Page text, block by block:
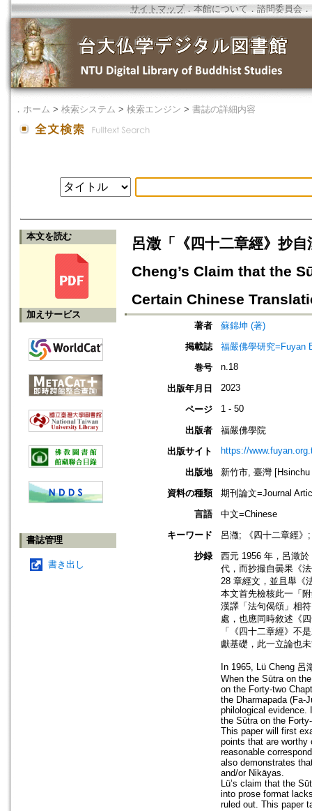
サイトマップ．本館について ． 諮問委員会 ．
． ホーム > 検索システム > 検索エンジン > 書誌の詳細内容
本文を読む
加えサービス
書誌管理
書き出し
呂澂「《四十二章經》抄
Cheng’s Claim that the
Certain Chinese
著者
蘇錦坤 (著)
掲載誌
福嚴佛學研究=Fuyan
巻号
n.18
出版年月日 2023
ページ 1 - 50
出版者
福嚴佛學院
出版サイト
https://
出版地
新竹市, 臺灣
資料の種類
期刊論文=Journal
言語
中文=Chinese
キーワード
呂瀓; 《四十二章經》
抄録
西元 1956 年，呂澂
代，而抄撮自曇果《
28 章經文，並且舉《
本文首先檢核此一「
漢譯「法句偈頌」相
處，也應同時敘述《
「《四十二章經》不
獻基礎，此一立論也
In 1965, Lü Cheng
When the Sūtra on
on the Forty-two
the Dharmapada (Fa-
philological evidence.
the Sūtra on the
This paper will first
points that are
reasonable
also demonstrates
and/or Nikāyas.
Lü’s claim that the
into prose format
ruled out. This paper